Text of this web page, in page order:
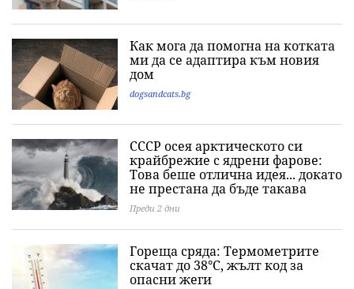
Как мога да помогна на котката
ми да се адаптира към новия
дом
dogsandcats.bg
СССР осея арктическото си
крайбрежие с ядрени фарове:
Това беше отлична идея... докато
не престана да бъде такава
Преди 2 дни
Гореща сряда: Термометрите
скачат до 38°C, жълт код за
опасни жеги